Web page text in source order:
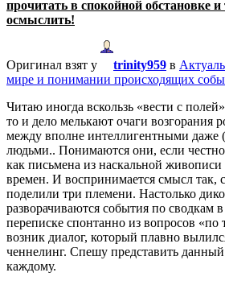
прочитать в спокойной обстановке
осмыслить!
Оригинал взят у trinity959 в
мире и понимании происходящих
Читаю иногда вскользь «вести с
то и дело мелькают очаги возгорания
между вполне интеллигентными даже
людьми.. Понимаются они, если
как письмена из наскальной живописи
времен. И воспринимается смысл так,
поделили три племени. Настолько
разворачиваются события по
переписке спонтанно из вопросов «по
возник диалог, который плавно
ченнелинг. Спешу представить
каждому.